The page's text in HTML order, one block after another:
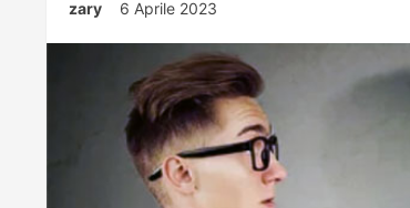
zary 6 Aprile 2023